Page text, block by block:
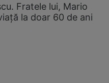
Fratele lui, Mario
la doar 60 de ani